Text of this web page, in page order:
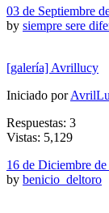
03 de Septiembre
by siempre sere
[galería] Avrillucy
Iniciado por
Respuestas: 3
Vistas: 5,129
16 de Diciembre
by benicio_deltoro